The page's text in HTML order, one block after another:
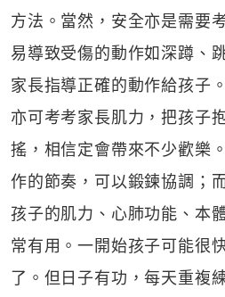
方法。當然，安全亦是需要
易導致受傷的動作如深蹲、
家長指導正確的動作給孩子
亦可考考家長肌力，把孩子
搖，相信定會帶來不少歡樂
作的節奏，可以鍛鍊協調；
孩子的肌力、心肺功能、本
常有用。一開始孩子可能很
了。但日子有功，每天重複